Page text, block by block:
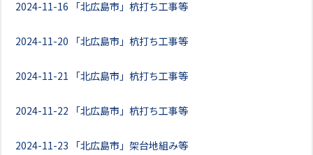
2024-11-16 「北広島市」杭打ち工事等
2024-11-20 「北広島市」杭打ち工事等
2024-11-21 「北広島市」杭打ち工事等
2024-11-22 「北広島市」杭打ち工事等
2024-11-23 「北広島市」架台地組み等